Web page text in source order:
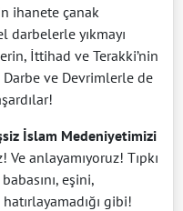
ihanete çanak
darbelerle yıkmayı
İttihad ve Terakki’nin
Darbe ve Devrimlerle de
İslam Medeniyetimizi
Ve anlayamıyoruz! Tıpkı
eşini,
gibi!